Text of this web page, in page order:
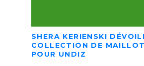
SHERA KERIENSKI
COLLECTION DE
POUR UNDIZ